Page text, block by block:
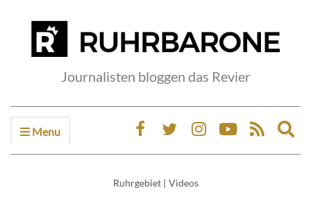
Journalisten bloggen das Revier
Menu
Ruhrgebiet | Videos